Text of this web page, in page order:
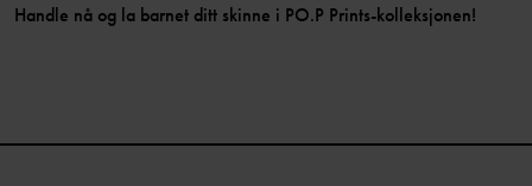
Handle nå og la barnet ditt skinne i PO.P Prints-kolleksjonen!